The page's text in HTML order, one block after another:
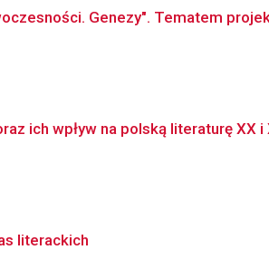
Genezy". Tematem
ich wpływ na polską literaturę XX
literackich